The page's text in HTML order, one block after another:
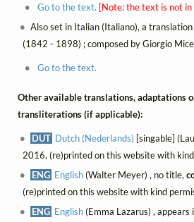
Go to the text. [Note: the text is not
Also set in Italian (Italiano), a
(1842 - 1898) ; composed by Giorgio
Go to the text.
Other available translations, adaptations
transliterations (if applicable):
DUT Dutch (Nederlands) [singable]
2016, (re)printed on this website with
ENG English(Walter Meyer) , no title,
(re)printed on this website with kind
ENG English(Emma Lazarus) , appears